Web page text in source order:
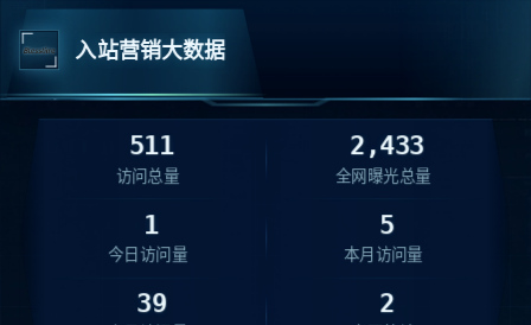
入站营销大数据
511
访问总量
2,433
全网曝光总量
1
今日访问量
5
本月访问量
39 2